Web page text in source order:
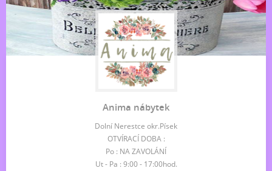
Anima nábytek
Dolní Nerestce okr.Písek
OTVÍRACÍ DOBA :
Po : NA ZAVOLÁNÍ
Ut - Pa : 9:00 - 17:00hod.